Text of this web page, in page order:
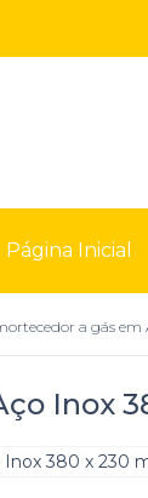
Página Inicial
a gás em
Inox